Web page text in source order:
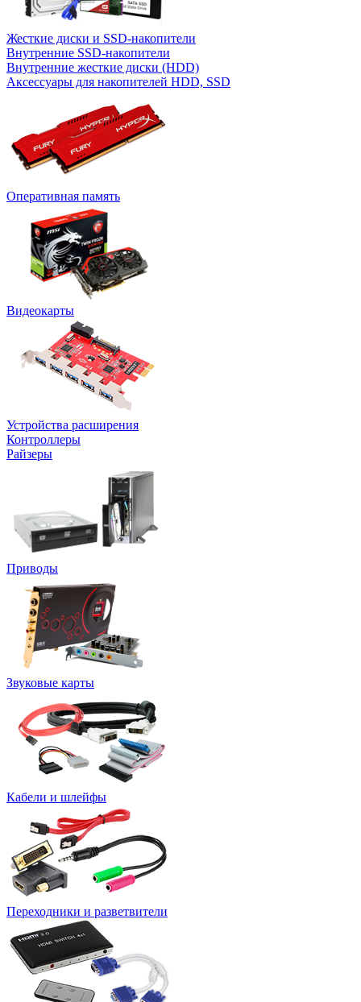
Жесткие диски и SSD-накопители
Внутренние SSD-накопители
Внутренние жесткие диски (HDD)
Аксессуары для накопителей HDD, SSD
Оперативная память
Видеокарты
Устройства расширения
Контроллеры
Райзеры
Приводы
Звуковые карты
Кабели и шлейфы
Переходники и разветвители